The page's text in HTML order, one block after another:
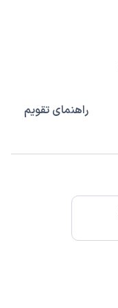
راهنمای تقویم